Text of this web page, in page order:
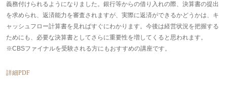
義務付けられるようになりました。銀行等からの借り入れの際、決算書の提出
を求められ、返済能力を審査されますが、実際に返済ができるかどうかは、キ
ャッシュフロー計算書を見ればすぐにわかります。今後は経営状況を把握する
ためにも、必要な決算書としてさらに重要性を増してくると思われます。
※CBSファイナルを受験される方にもおすすめの講座です。
詳細PDF